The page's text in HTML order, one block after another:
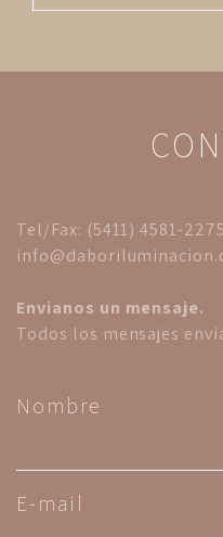
Tel/Fax: (5411) 4581-
Envianos un mensaje.
Todos los mensajes
Nombre
E-mail